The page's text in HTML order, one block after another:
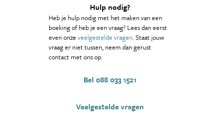
Hulp nodig?
Heb je hulp nodig met het maken van een
boeking of heb je een vraag? Lees dan eerst
even onze veelgestelde vragen. Staat jouw
vraag er niet tussen, neem dan gerust
contact met ons op.
Bel 088 033 1521
Veelgestelde vragen